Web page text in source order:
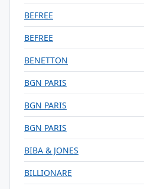
BEFREE
BEFREE
BENETTON
BGN PARIS
BGN PARIS
BGN PARIS
BIBA & JONES
BILLIONARE